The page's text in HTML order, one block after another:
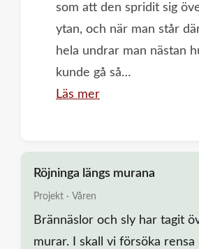
som att den spridit sig
ytan, och när man står
hela undrar man nästan
kunde gå så…
Läs mer:
Röjninga längs murana
Projekt · Våren
Brännäslor och sly har tagit
murar. I skall vi försöka rensa